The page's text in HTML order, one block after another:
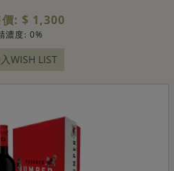
價: $ 1,300
濃度: 0%
WISH LIST